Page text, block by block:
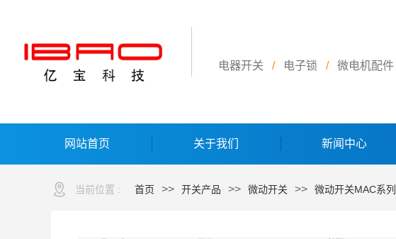
电器开关 / 电子锁 / 微电机配件
网站首页 关于我们 新闻中心
当前位置 : 首页 >> 开关产品 >> 微动开关 >> 微动开关MAC系列